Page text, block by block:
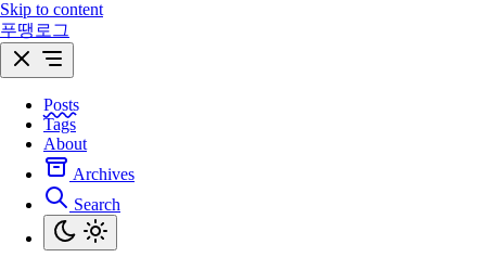
Skip to content
푸땡로그
Posts
Tags
About
Archives
Search